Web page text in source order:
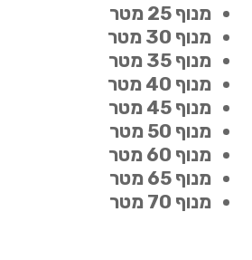
מנוף 25 מטר
מנוף 30 מטר
מנוף 35 מטר
מנוף 40 מטר
מנוף 45 מטר
מנוף 50 מטר
מנוף 60 מטר
מנוף 65 מטר
מנוף 70 מטר